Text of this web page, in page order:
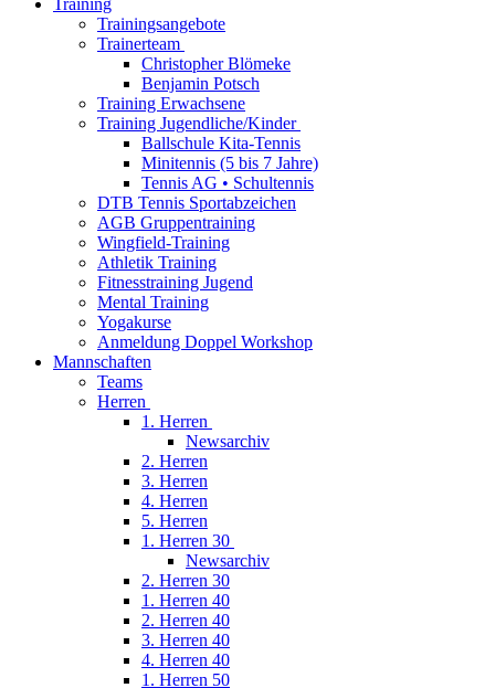
Training
Trainingsangebote
Trainerteam
Christopher Blömeke
Benjamin Potsch
Training Erwachsene
Training Jugendliche/Kinder
Ballschule Kita-Tennis
Minitennis (5 bis 7 Jahre)
Tennis AG • Schultennis
DTB Tennis Sportabzeichen
AGB Gruppentraining
Wingfield-Training
Athletik Training
Fitnesstraining Jugend
Mental Training
Yogakurse
Anmeldung Doppel Workshop
Mannschaften
Teams
Herren
1. Herren
Newsarchiv
2. Herren
3. Herren
4. Herren
5. Herren
1. Herren 30
Newsarchiv
2. Herren 30
1. Herren 40
2. Herren 40
3. Herren 40
4. Herren 40
1. Herren 50